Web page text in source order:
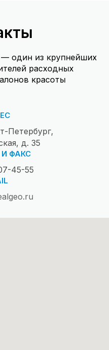
один из крупнейших
расходных
красоты
Петербург,
д. 35
ФАКС
45-55